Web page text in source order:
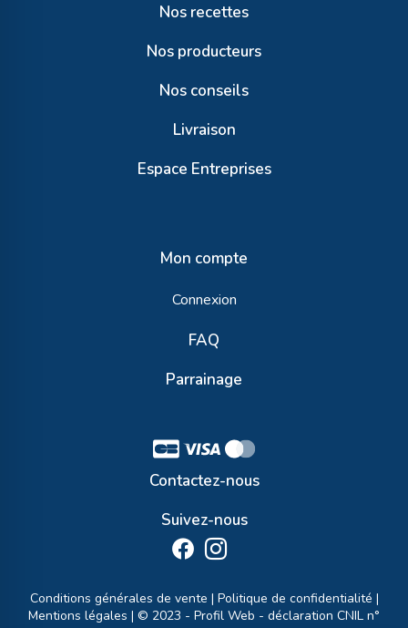
Nos recettes
Nos producteurs
Nos conseils
Livraison
Espace Entreprises
Mon compte
Connexion
FAQ
Parrainage
Contactez-nous
Suivez-nous
Conditions générales de vente | Politique de confidentialité |
Mentions légales | © 2023 - Profil Web - déclaration CNIL n°